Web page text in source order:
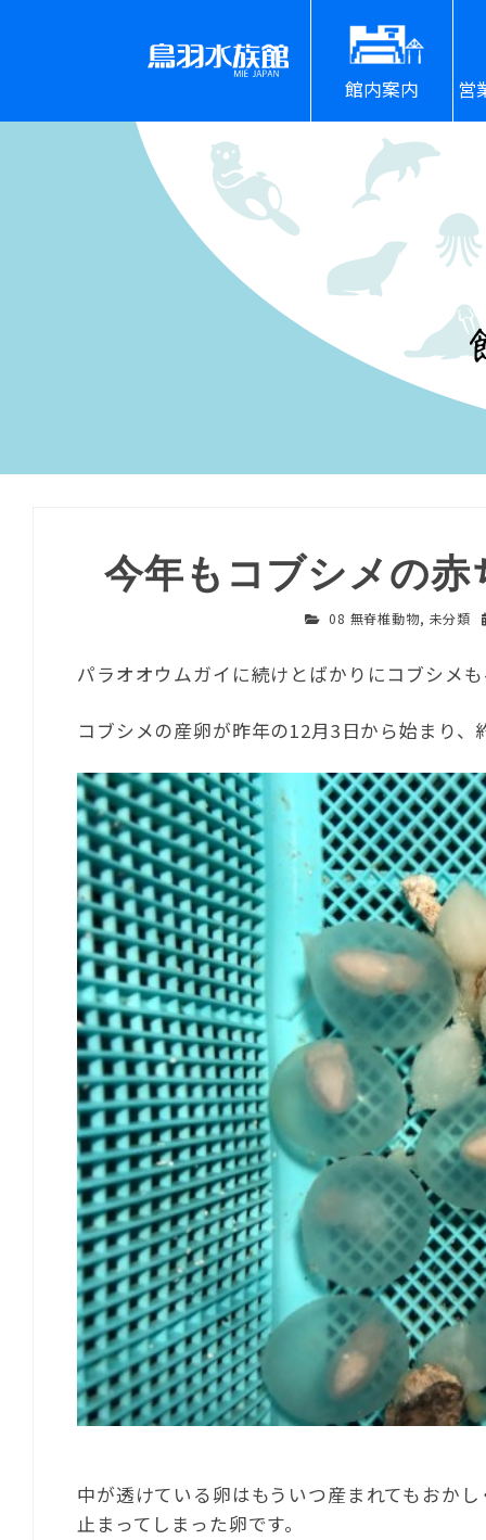
館内案内 営
今年もコブシメの
08 無脊椎動物, 未分類
パラオオウムガイに続けとばかりにコブシメ
コブシメの産卵が昨年の12月3日から始まり
中が透けている卵はもういつ産まれてもおか
止まってしまった卵です。